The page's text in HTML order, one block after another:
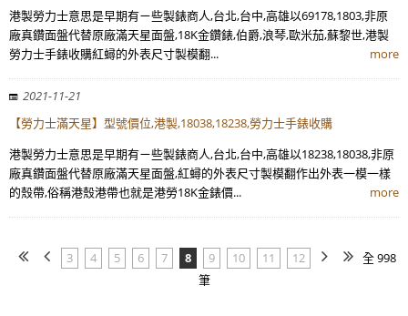
港製勞力士意思是早期有ㄧ些製錶商人,台北,台中,高雄以69178,1803,非原
廠真鑽面盤代替原廠滿天星面盤,18K金鑽錶,伯爵,浪琴,歐米茄,蘇黎世,港製
勞力士手錶收購紅蟳的外表尺寸製模翻...
more
2021-11-21
【勞力士滿天星】型號價位,港製,18038,18238,勞力士手錶收購
港製勞力士意思是早期有ㄧ些製錶商人,台北,台中,高雄以18238,18038,非原
廠真鑽面盤代替原廠滿天星面盤,紅蟳的外表尺寸製模翻作出外表一模一樣
的殼帶,俗稱港殼港帶也就是港勞18K金錶價...
more
3 4 5 6 7 8 9 10 11 12
全 998
筆